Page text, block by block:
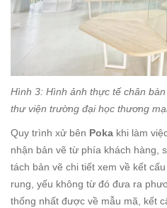
Hình 3: Hình ảnh thực tế chân
thư viện trường đại học thương
Quy trình xử bên Poka khi làm
nhận bản vẽ từ phía khách hàng,
tách bản vẽ chi tiết xem về kết
rung, yếu không từ đó đưa ra
thống nhất được về mẫu mã, kết